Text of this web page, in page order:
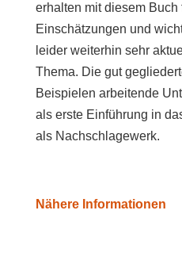
erhalten mit diesem
Einschätzungen und
leider weiterhin sehr
Thema. Die gut
Beispielen arbeitende
als erste Einführung in
als Nachschlagewerk.
Nähere Informationen